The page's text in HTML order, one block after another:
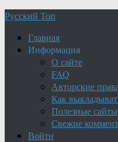
Русский Топ
Главная
Информация
О сайте
FAQ
Авторские
Как
Полезные сайты
Свежие
Войти